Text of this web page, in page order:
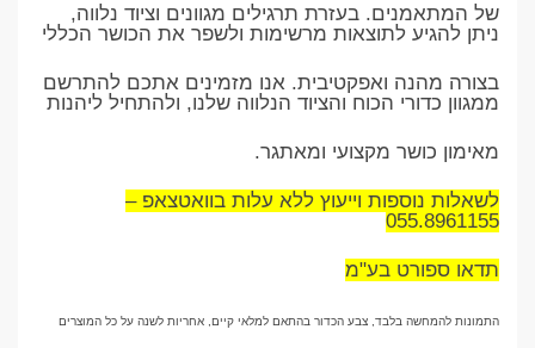
של המתאמנים. בעזרת תרגילים מגוונים וציוד נלווה,
ניתן להגיע לתוצאות מרשימות ולשפר את הכושר הכללי
בצורה מהנה ואפקטיבית. אנו מזמינים אתכם להתרשם
ממגוון כדורי הכוח והציוד הנלווה שלנו, ולהתחיל ליהנות
מאימון כושר מקצועי ומאתגר.
לשאלות נוספות וייעוץ ללא עלות בוואטצאפ –
055.8961155
תדאו ספורט בע"מ
התמונות להמחשה בלבד, צבע הכדור בהתאם למלאי קיים, אחריות לשנה על כל המוצרים